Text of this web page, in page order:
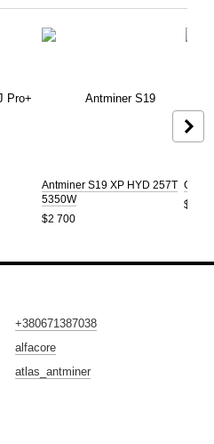
Antminer S19 XP HYD 257T
5350W
$2 700
$1
+380671387038
alfacore
atlas_antminer